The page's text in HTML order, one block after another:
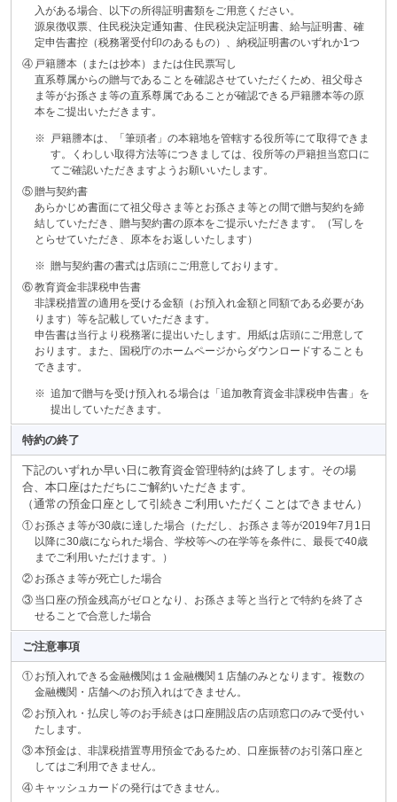
入がある場合、以下の所得証明書類をご用意ください。
源泉徴収票、住民税決定通知書、住民税決定証明書、給与証明書、確
定申告書控（税務署受付印のあるもの）、納税証明書のいずれか1つ
④ 戸籍謄本（または抄本）または住民票写し
直系尊属からの贈与であることを確認させていただくため、祖父母さ
ま等がお孫さま等の直系尊属であることが確認できる戸籍謄本等の原
本をご提出いただきます。
※
戸籍謄本は、「筆頭者」の本籍地を管轄する役所等にて取得できま
す。くわしい取得方法等につきましては、役所等の戸籍担当窓口に
てご確認いただきますようお願いいたします。
⑤贈与契約書
あらかじめ書面にて祖父母さま等とお孫さま等との間で贈与契約を締
結していただき、贈与契約書の原本をご提示いただきます。（写しを
とらせていただき、原本をお返しいたします）
※ 贈与契約書の書式は店頭にご用意しております。
⑥教育資金非課税申告書
非課税措置の適用を受ける金額（お預入れ金額と同額である必要があ
ります）等を記載していただきます。
申告書は当行より税務署に提出いたします。用紙は店頭にご用意して
おります。また、国税庁のホームページからダウンロードすることも
できます。
※ 追加で贈与を受け預入れる場合は「追加教育資金非課税申告書」を
提出していただきます。
特約の終了
下記のいずれか早い日に教育資金管理特約は終了します。その場
合、本口座はただちにご解約いただきます。
（通常の預金口座として引続きご利用いただくことはできません）
① お孫さま等が30歳に達した場合（ただし、お孫さま等が2019年7月1日
以降に30歳になられた場合、学校等への在学等を条件に、最長で40歳
までご利用いただけます。）
② お孫さま等が死亡した場合
③ 当口座の預金残高がゼロとなり、お孫さま等と当行とで特約を終了さ
せることで合意した場合
ご注意事項
① お預入れできる金融機関は１金融機関１店舗のみとなります。複数の
金融機関・店舗へのお預入れはできません。
② お預入れ・払戻し等のお手続きは口座開設店の店頭窓口のみで受付い
たします。
③本預金は、非課税措置専用預金であるため、口座振替のお引落口座と
してはご利用できません。
④ キャッシュカードの発行はできません。